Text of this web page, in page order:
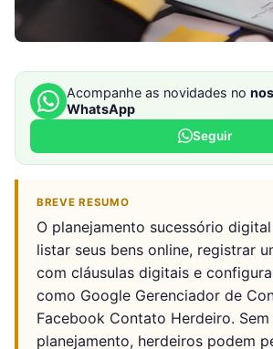
Acompanhe as novidades no
WhatsApp
Seguir
BREVE RESUMO
O planejamento sucessório
listar seus bens online, registrar
com cláusulas digitais e
como Google Gerenciador de
Facebook Contato Herdeiro. Sem
planejamento, herdeiros podem